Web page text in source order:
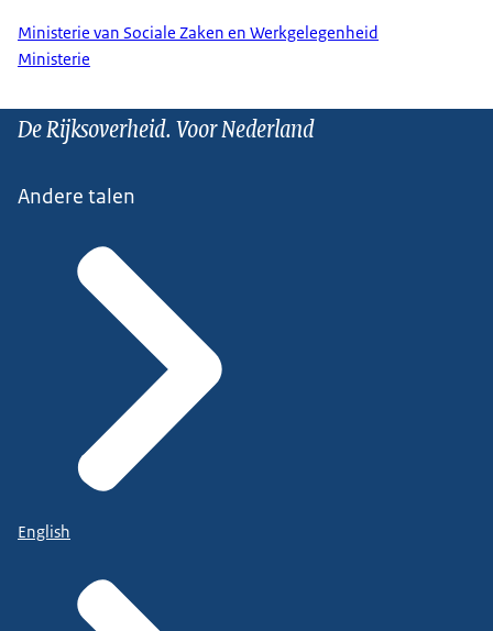
Ministerie van Sociale Zaken en Werkgelegenheid
Ministerie
De Rijksoverheid. Voor Nederland
Andere talen
English